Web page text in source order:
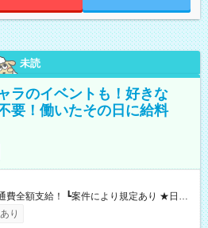
未読
ラのイベントも！好きな
要！働いたその日に給料
┗働いたその日に現金GET♪ お仕事後はコ
引き落とせます！ 【試用期間】試
り